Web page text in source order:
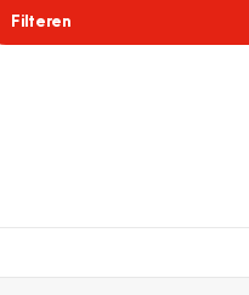
Filteren